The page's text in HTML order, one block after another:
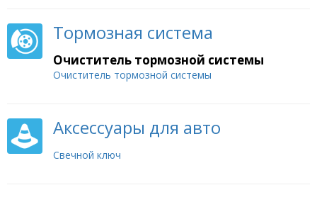
Тормозная система
Очиститель тормозной системы
Очиститель тормозной системы
Аксессуары для авто
Свечной ключ